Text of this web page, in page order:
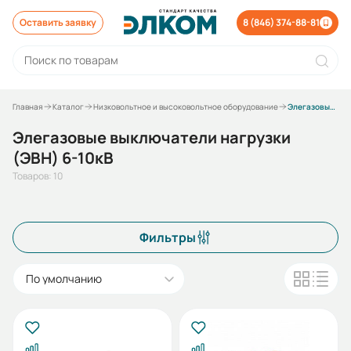
Оставить заявку 8 (846) 374-88-81
Главная Каталог Низковольтное и высоковольтное оборудование Элегазовые выключатели нагрузки (ЭВН) 6-10кВ
Элегазовые выключатели нагрузки
(ЭВН) 6-10кВ
Товаров: 10
Фильтры
По умолчанию